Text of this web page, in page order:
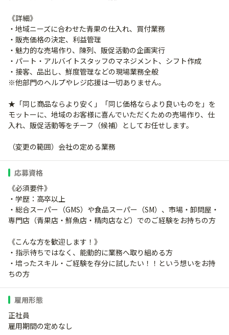
《詳細》
・地域ニーズに合わせた青果の仕入れ、買付業務
・販売価格の決定、利益管理
・魅力的な売場作り、陳列、販促活動の企画実行
・パート・アルバイトスタッフのマネジメント、シフト作成
・接客、品出し、鮮度管理などの現場業務全般
※他部門のヘルプやレジ応援は一切ありません。
★「同じ商品ならより安く」「同じ価格ならより良いものを」を
モットーに、地域のお客様に喜んでいただくための売場作り、仕
入れ、販促活動等をチーフ（候補）としてお任せします。
（変更の範囲）会社の定める業務
応募資格
《必須要件》
・学歴：高卒以上
・総合スーパー（GMS）や食品スーパー（SM）、市場・卸問屋・
専門店（青果店・鮮魚店・精肉店など）でのご経験をお持ちの方
《こんな方を歓迎します！》
・指示待ちではなく、能動的に業務へ取り組める方
・培ったスキル・ご経験を存分に試したい！！という想いをお持
ちの方
雇用形態
正社員
雇用期間の定めなし